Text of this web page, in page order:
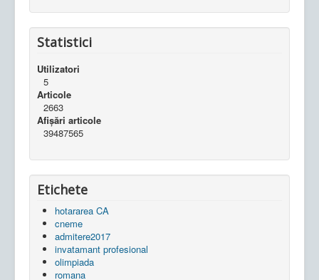
Statistici
Utilizatori
5
Articole
2663
Afișări articole
39487565
Etichete
hotararea CA
cneme
admitere2017
invatamant profesional
olimpiada
romana